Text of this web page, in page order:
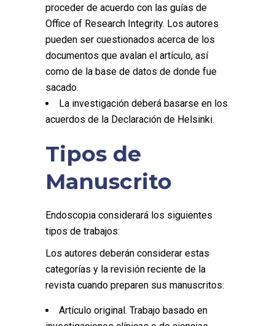
proceder de acuerdo con las guías de
Office of Research Integrity. Los autores
pueden ser cuestionados acerca de los
documentos que avalan el artículo, así
como de la base de datos de donde fue
sacado.
La investigación deberá basarse en los
acuerdos de la Declaración de Helsinki.
Tipos de
Manuscrito
Endoscopia considerará los siguientes
tipos de trabajos:
Los autores deberán considerar estas
categorías y la revisión reciente de la
revista cuando preparen sus manuscritos:
Artículo original. Trabajo basado en